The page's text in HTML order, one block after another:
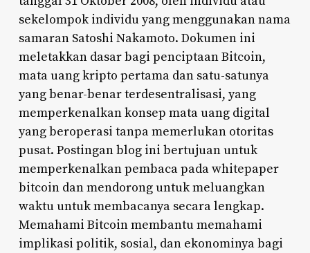
sekelompok individu yang menggunakan nama
samaran Satoshi Nakamoto. Dokumen ini
meletakkan dasar bagi penciptaan Bitcoin,
mata uang kripto pertama dan satu-satunya
yang benar-benar terdesentralisasi, yang
memperkenalkan konsep mata uang digital
yang beroperasi tanpa memerlukan otoritas
pusat. Postingan blog ini bertujuan untuk
memperkenalkan pembaca pada whitepaper
bitcoin dan mendorong untuk meluangkan
waktu untuk membacanya secara lengkap.
Memahami Bitcoin membantu memahami
implikasi politik, sosial, dan ekonominya bagi